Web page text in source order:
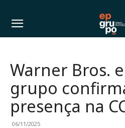
Warner Bros.
grupo
presença na
06/11/2025